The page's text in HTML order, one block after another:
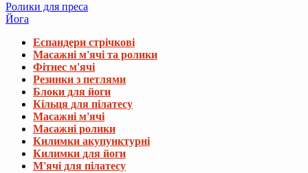
Ролики для преса
Йога
Еспандери стрічкові
Масажні м'ячі та ролики
Фітнес м'ячі
Резинки з петлями
Блоки для йоги
Кільця для пілатесу
Масажні м'ячі
Масажні ролики
Килимки акупунктурні
Килимки для йоги
М'ячі для пілатесу